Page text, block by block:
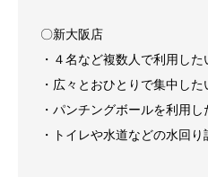
〇新大阪店
・４名など複数人で利用した
・広々とおひとりで集中した
・パンチングボールを利用し
・トイレや水道などの水回